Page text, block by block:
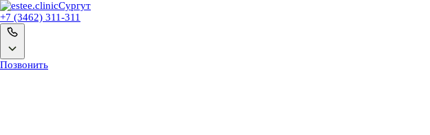
Сургут
+7 (3462) 311-311
Позвонить